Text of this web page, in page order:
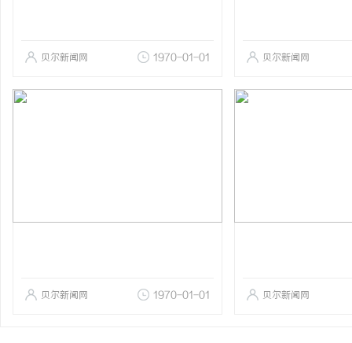
贝尔新闻网 1970-01-01 贝尔新闻网
贝尔新闻网 1970-01-01 贝尔新闻网